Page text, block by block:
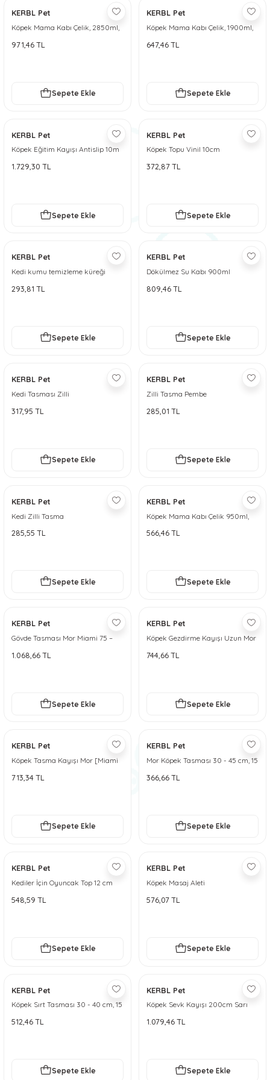
Soğutucu Matlar
KERBL Pet
Köpek Mama Kabı Çelik, 2850ml,
971,46 TL
Sepete Ekle
KERBL Pet
Köpek Mama Kabı Çelik, 1900ml,
647,46 TL
Sepete Ekle
KERBL Pet
Köpek Eğitim Kayışı Antislip 10m
1.729,30 TL
Sepete Ekle
KERBL Pet
Köpek Topu Vinil 10cm
372,87 TL
Sepete Ekle
KERBL Pet
Kedi kumu temizleme küreği
293,81 TL
Sepete Ekle
KERBL Pet
Dökülmez Su Kabı 900ml
809,46 TL
Sepete Ekle
KERBL Pet
Kedi Tasması Zilli
317,95 TL
Sepete Ekle
KERBL Pet
Zilli Tasma Pembe
285,01 TL
Sepete Ekle
KERBL Pet
Kedi Zilli Tasma
285,55 TL
Sepete Ekle
KERBL Pet
Köpek Mama Kabı Çelik 950ml,
566,46 TL
Sepete Ekle
KERBL Pet
Gövde Tasması Mor Miami 75 –
1.068,66 TL
Sepete Ekle
KERBL Pet
Köpek Gezdirme Kayışı Uzun Mor
744,66 TL
Sepete Ekle
KERBL Pet
Köpek Tasma Kayışı Mor [Miami
713,34 TL
Sepete Ekle
KERBL Pet
Mor Köpek Tasması 30 - 45 cm, 15
366,66 TL
Sepete Ekle
KERBL Pet
Kediler İçin Oyuncak Top 12 cm
548,59 TL
Sepete Ekle
KERBL Pet
Köpek Masaj Aleti
576,07 TL
Sepete Ekle
KERBL Pet
Köpek Sırt Tasması 30 - 40 cm, 15
512,46 TL
Sepete Ekle
KERBL Pet
Köpek Sevk Kayışı 200cm Sarı
1.079,46 TL
Sepete Ekle